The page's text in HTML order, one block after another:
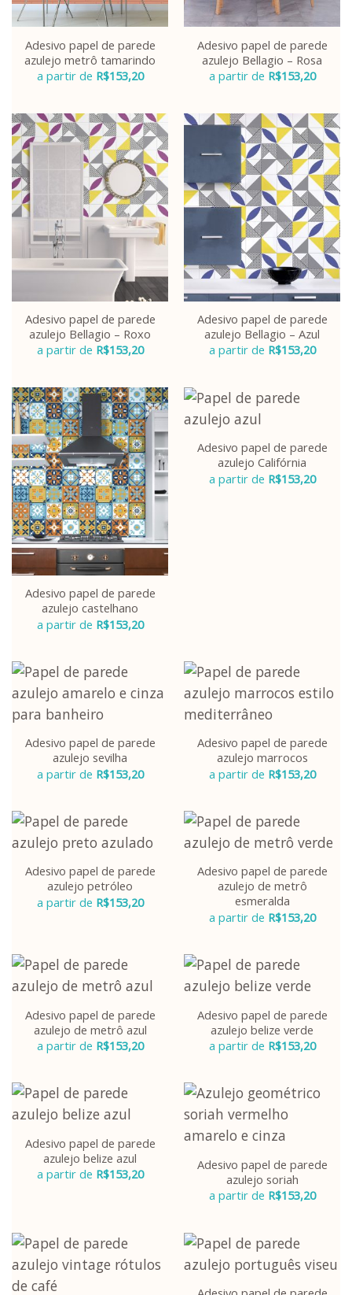
Adesivo papel de parede
azulejo metrô tamarindo
a partir de R$153,20
Adesivo papel de parede
azulejo Bellagio – Rosa
a partir de R$153,20
Adesivo papel de parede
azulejo Bellagio – Roxo
a partir de R$153,20
Adesivo papel de parede
azulejo Bellagio – Azul
a partir de R$153,20
Adesivo papel de parede
azulejo castelhano
a partir de R$153,20
Adesivo papel de parede
azulejo Califórnia
a partir de R$153,20
Adesivo papel de parede
azulejo sevilha
a partir de R$153,20
Adesivo papel de parede
azulejo marrocos
a partir de R$153,20
Adesivo papel de parede
azulejo petróleo
a partir de R$153,20
Adesivo papel de parede
azulejo de metrô
esmeralda
a partir de R$153,20
Adesivo papel de parede
azulejo de metrô azul
a partir de R$153,20
Adesivo papel de parede
azulejo belize verde
a partir de R$153,20
Adesivo papel de parede
azulejo belize azul
a partir de R$153,20
Adesivo papel de parede
azulejo soriah
a partir de R$153,20